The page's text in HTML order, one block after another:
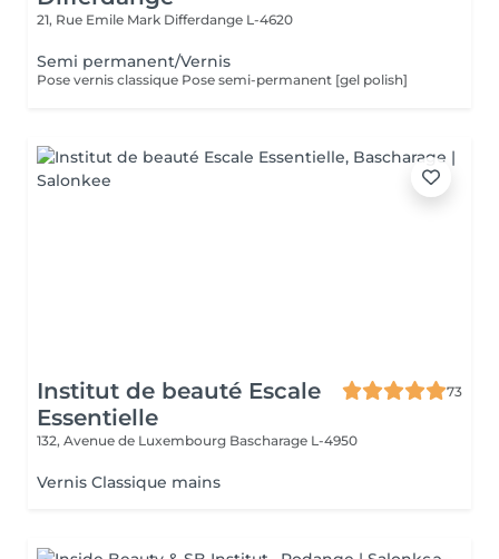
21, Rue Emile Mark Differdange L-4620
Semi permanent/Vernis
Pose vernis classique Pose semi-permanent [gel polish]
Institut de beauté Escale
Essentielle
73
132, Avenue de Luxembourg Bascharage L-4950
Vernis Classique mains